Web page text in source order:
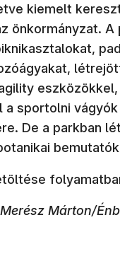
kiemelt
önkormányzat. A
eszközökkel,
a sportolni vágyók
De a parkban
Márton/